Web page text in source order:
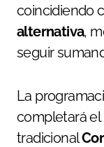
coincidiendo
alternativa,
seguir
La
completará el
tradicional